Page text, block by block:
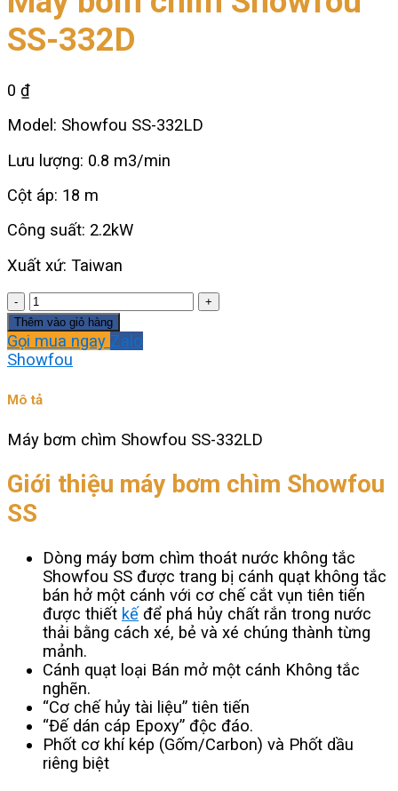
SS-332D
0 ₫
Model: Showfou SS-332LD
Lưu lượng: 0.8 m3/min
Cột áp: 18 m
Công suất: 2.2kW
Xuất xứ: Taiwan
Máy
bơm
chìm
Showfou
332D
lượng
Thêm vào giỏ hàng
Gọi mua ngay Zalo
Showfou
Mô tả
Máy bơm chìm Showfou SS-332LD
Giới thiệu máy bơm chìm Showfou
SS
Dòng máy bơm chìm thoát nước không tắc
Showfou SS được trang bị cánh quạt không tắc
bán hở một cánh với cơ chế cắt vụn tiên tiến
được thiết kế để phá hủy chất rắn trong nước
thải bằng cách xé, bẻ và xé chúng thành từng
mảnh.
Cánh quạt loại Bán mở một cánh Không tắc
nghẽn.
“Cơ chế hủy tài liệu” tiên tiến
“Đế dán cáp Epoxy” độc đáo.
Phốt cơ khí kép (Gốm/Carbon) và Phốt dầu
riêng biệt